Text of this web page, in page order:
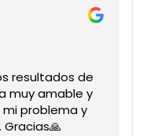
resultados de
muy amable y
problema y